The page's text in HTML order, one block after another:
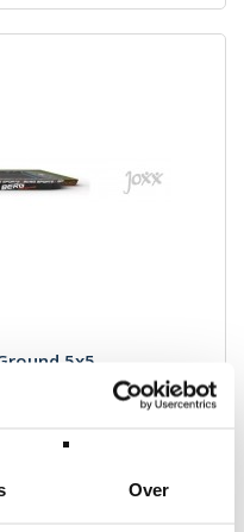
Over
5x5